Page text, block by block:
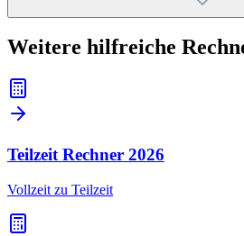
Weitere hilfreiche
Teilzeit Rechner 2026
Vollzeit zu Teilzeit